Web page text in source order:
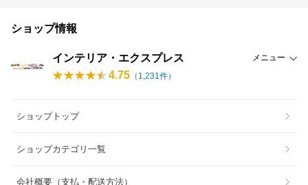
ショップ情報
インテリア・エクスプレス メニュー
4.75 （ 1,231件）
ショップトップ
ショップカテゴリ一覧
会社概要（支払・配送方法）